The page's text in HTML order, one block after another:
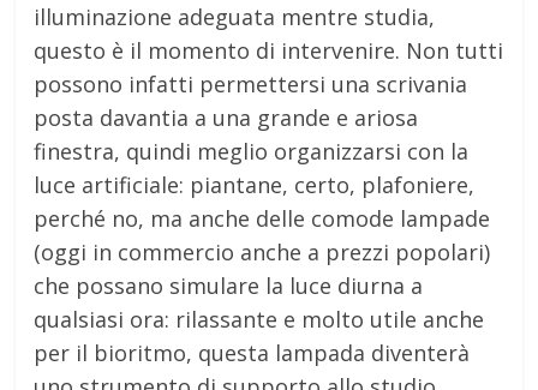
illuminazione adeguata mentre studia,
questo è il momento di intervenire. Non tutti
possono infatti permettersi una scrivania
posta davantia a una grande e ariosa
finestra, quindi meglio organizzarsi con la
luce artificiale: piantane, certo, plafoniere,
perché no, ma anche delle comode lampade
(oggi in commercio anche a prezzi popolari)
che possano simulare la luce diurna a
qualsiasi ora: rilassante e molto utile anche
per il bioritmo, questa lampada diventerà